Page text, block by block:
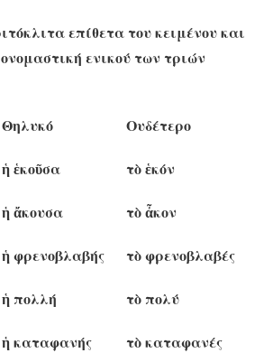
επίθετα του κειμένου και
ενικού των τριών
Θηλυκό Ουδέτερο
ἡ ἑκοῦσα τὸ ἑκόν
ἡ ἄκουσα τὸ ἆκον
ἡ φρενοβλαβής τὸ φρενοβλαβές
ἡ πολλή τὸ πολύ
ἡ καταφανής τὸ καταφανές